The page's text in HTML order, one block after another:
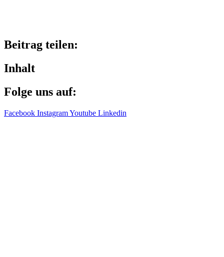
Beitrag teilen:
Inhalt
Folge uns auf:
Facebook InstagramYoutube Linkedin